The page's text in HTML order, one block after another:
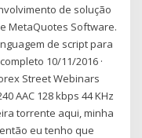
de solução
MetaQuotes Software.
de script para
10/11/2016 ·
Street Webinars
AAC 128 kbps 44 KHz
torrente aqui, minha
eu tenho que